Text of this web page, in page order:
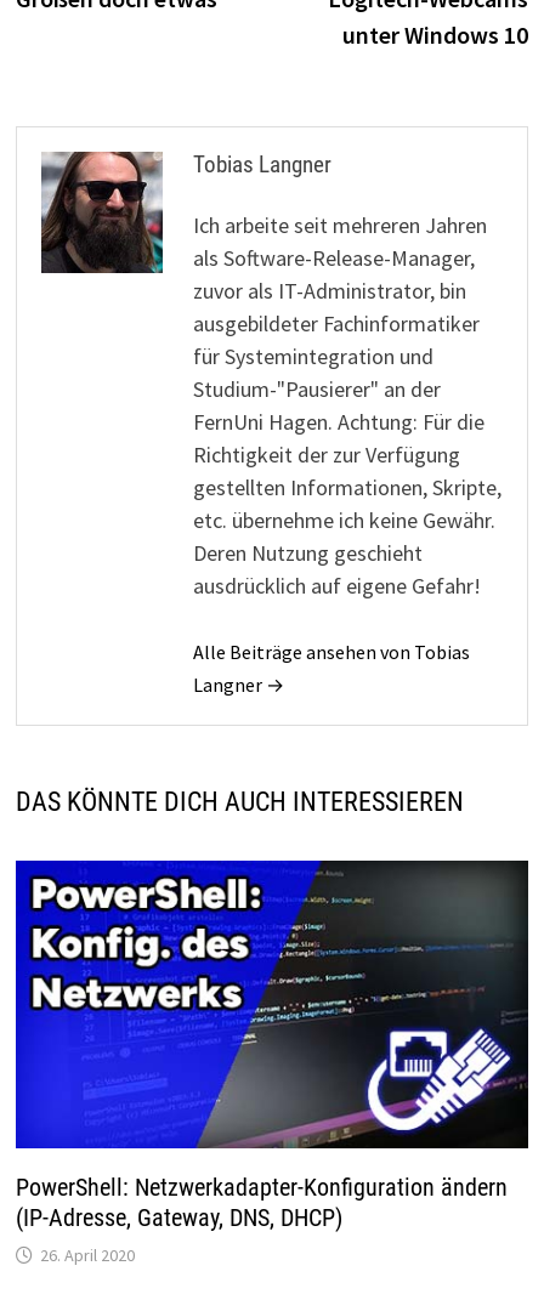
unter Windows 10
Tobias Langner
Ich arbeite seit mehreren Jahren
als Software-Release-Manager,
zuvor als IT-Administrator, bin
ausgebildeter Fachinformatiker
für Systemintegration und
Studium-"Pausierer" an der
FernUni Hagen. Achtung: Für die
Richtigkeit der zur Verfügung
gestellten Informationen, Skripte,
etc. übernehme ich keine Gewähr.
Deren Nutzung geschieht
ausdrücklich auf eigene Gefahr!
Alle Beiträge ansehen von Tobias
Langner →
DAS KÖNNTE DICH AUCH INTERESSIEREN
PowerShell: Netzwerkadapter-Konfiguration ändern
(IP-Adresse, Gateway, DNS, DHCP)
26. April 2020